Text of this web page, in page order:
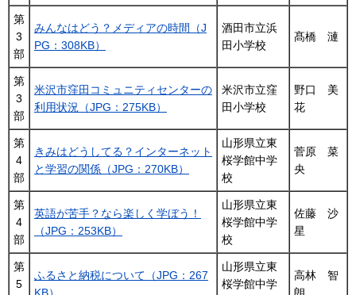
第
3
部
みんなはどう？メディアの時間（J
PG：308KB）
酒田市立浜
田小学校
髙橋 漣
第
3
部
米沢市窪田コミュニティセンターの
利用状況（JPG：275KB）
米沢市立窪
田小学校
野口 美
花
第
4
部
きみはどうしてる？インターネット
と学習の関係（JPG：270KB）
山形県立東
桜学館中学
校
菅原 菜
央
第
4
部
英語が苦手？なら楽しく学ぼう！
（JPG：253KB）
山形県立東
桜学館中学
校
佐藤 沙
星
第
5
ふるさと納税について（JPG：267
山形県立東
桜学館中学
高林 智